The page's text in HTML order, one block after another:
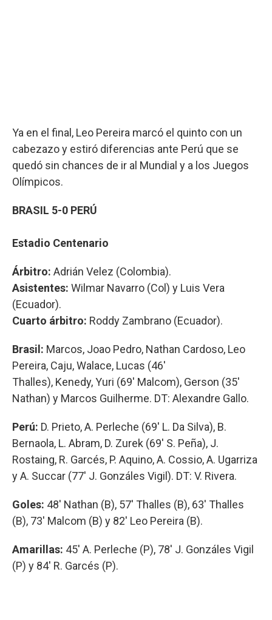
Ya en el final, Leo Pereira marcó el quinto con un
cabezazo y estiró diferencias ante Perú que se
quedó sin chances de ir al Mundial y a los Juegos
Olímpicos.
BRASIL 5-0 PERÚ
Estadio Centenario
Árbitro: Adrián Velez (Colombia).
Asistentes: Wilmar Navarro (Col) y Luis Vera
(Ecuador).
Cuarto árbitro: Roddy Zambrano (Ecuador).
Brasil: Marcos, Joao Pedro, Nathan Cardoso, Leo
Pereira, Caju, Walace, Lucas (46'
Thalles), Kenedy, Yuri (69' Malcom), Gerson (35'
Nathan) y Marcos Guilherme. DT: Alexandre Gallo.
Perú: D. Prieto, A. Perleche (69' L. Da Silva), B.
Bernaola, L. Abram, D. Zurek (69' S. Peña), J.
Rostaing, R. Garcés, P. Aquino, A. Cossio, A. Ugarriza
y A. Succar (77' J. Gonzáles Vigil). DT: V. Rivera.
Goles: 48' Nathan (B), 57' Thalles (B), 63' Thalles
(B), 73' Malcom (B) y 82' Leo Pereira (B).
Amarillas: 45' A. Perleche (P), 78' J. Gonzáles Vigil
(P) y 84' R. Garcés (P).